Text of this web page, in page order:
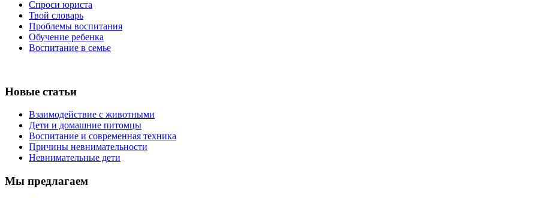
Спроси юриста
Твой словарь
Проблемы воспитания
Обучение ребенка
Воспитание в семье
Новые статьи
Взаимодействие с животными
Дети и домашние питомцы
Воспитание и современная техника
Причины невнимательности
Невнимательные дети
Мы предлагаем